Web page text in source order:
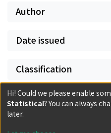
Author
Date issued
Classification
Document Type
Hi! Could we please enable
Statistical? You can always
later.